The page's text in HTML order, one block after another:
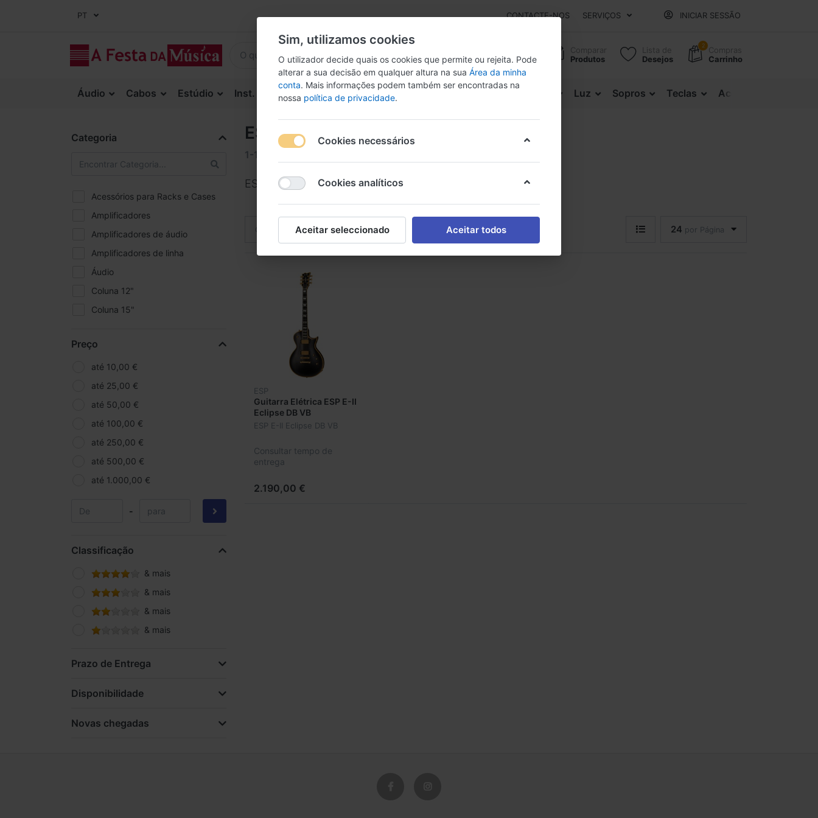
PT CONTACTE-NOS SERVIÇOS INICIAR SESSÃO
Comparar
Produtos
Lista de
Desejos
2
Compras
Carrinho
Áudio Cabos Estúdio Inst. Cordas Inst. Arco Percussão Luz Sopros Teclas Acessórios
Categoria
Acessórios para Racks e Cases
Amplificadores
Amplificadores de áudio
Amplificadores de linha
Áudio
Coluna 12"
Coluna 15"
Coluna de 6"
Coluna de 8"
Colunas
Colunas amplificadas
Colunas com bateria
Colunas passivas
Conversores de áudio
Megafone
Sacos / Capas para colunas
Sistema em torre
Subwoofer / Grave
Preço
até 10,00 €
até 25,00 €
até 50,00 €
até 100,00 €
até 250,00 €
até 500,00 €
até 1.000,00 €
-
Classificação
& mais
& mais
& mais
& mais
Prazo de Entrega
Disponibilidade
Novas chegadas
ESP
1-1
ESP
Ordenar porEm Destaque 24 por Página
ESP
Guitarra Elétrica ESP E-II
Eclipse DB VB
ESP E-II Eclipse DB VB
Consultar tempo de
entrega
2.190,00 €
Sim, utilizamos cookies
O utilizador decide quais os cookies que permite ou rejeita. Pode
alterar a sua decisão em qualquer altura na sua Área da minha
conta. Mais informações podem também ser encontradas na
nossa política de privacidade.
Cookies necessários
Cookies analíticos
Aceitar seleccionado Aceitar todos